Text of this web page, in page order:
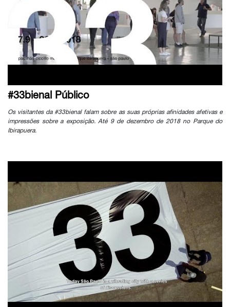
#33bienal Público
Os visitantes da #33bienal falam sobre as suas próprias afinidades afetivas e
impressões sobre a exposição. Até 9 de dezembro de 2018 no Parque do
Ibirapuera.